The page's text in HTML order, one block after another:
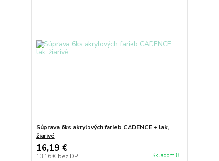
Súprava 6ks akrylových farieb CADENCE + lak,
žiarivé
16,19 €
13,16 € bez DPH Skladom 8